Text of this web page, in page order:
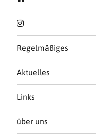
Regelmäßiges
Aktuelles
Links
über uns